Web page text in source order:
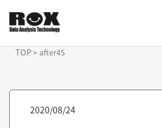
TOP> after45
2020/08/24